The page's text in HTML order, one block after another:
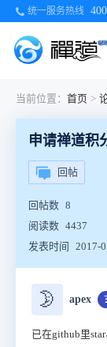
统一服务热线
当前位置： 首页 >
申请禅道积
回帖
回帖数 8
阅读数 4437
发表时间
2017-
🌛 apex
已在github里